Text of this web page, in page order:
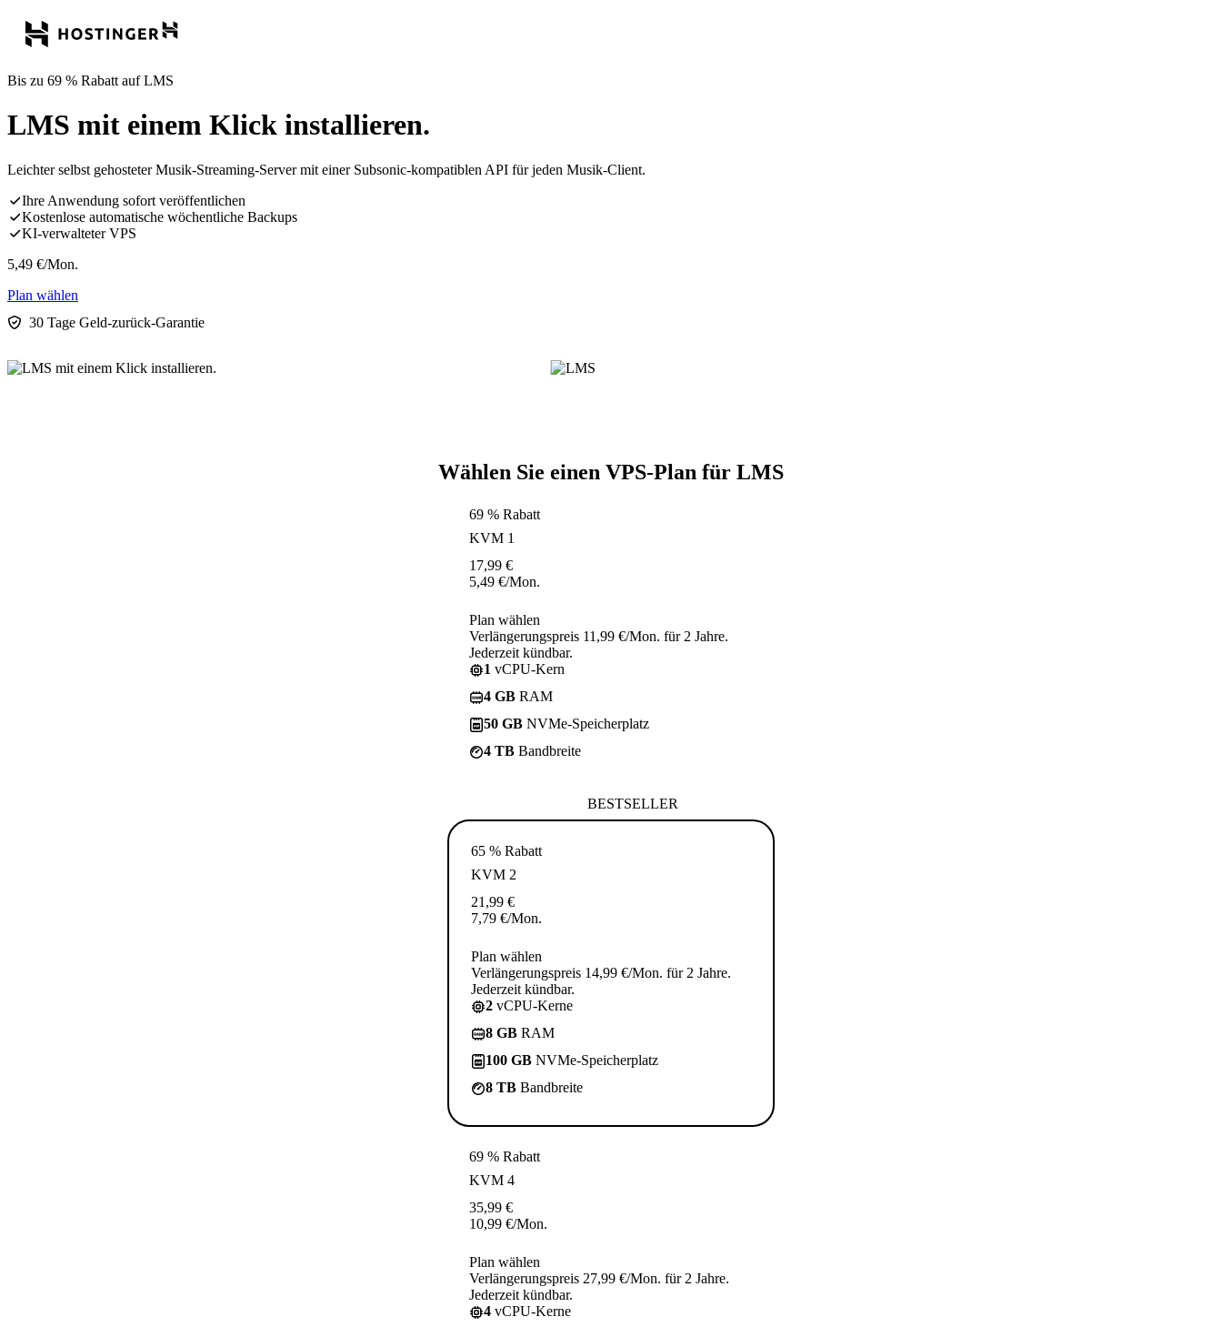
Bis zu 69 % Rabatt auf LMS
LMS mit einem Klick installieren.
Leichter selbst gehosteter Musik-Streaming-Server mit einer Subsonic-kompatiblen API für jeden Musik-Client.
Ihre Anwendung sofort veröffentlichen
Kostenlose automatische wöchentliche Backups
KI-verwalteter VPS
5,49 €/Mon.
Plan wählen
30 Tage Geld-zurück-Garantie
Wählen Sie einen VPS-Plan für LMS
69 % Rabatt
KVM 1
17,99 €
5,49 €/Mon.
Plan wählen
Verlängerungspreis 11,99 €/Mon. für 2 Jahre.
Jederzeit kündbar.
1 vCPU-Kern
4 GB RAM
50 GB NVMe-Speicherplatz
4 TB Bandbreite
BESTSELLER
65 % Rabatt
KVM 2
21,99 €
7,79 €/Mon.
Plan wählen
Verlängerungspreis 14,99 €/Mon. für 2 Jahre.
Jederzeit kündbar.
2 vCPU-Kerne
8 GB RAM
100 GB NVMe-Speicherplatz
8 TB Bandbreite
69 % Rabatt
KVM 4
35,99 €
10,99 €/Mon.
Plan wählen
Verlängerungspreis 27,99 €/Mon. für 2 Jahre.
Jederzeit kündbar.
4 vCPU-Kerne